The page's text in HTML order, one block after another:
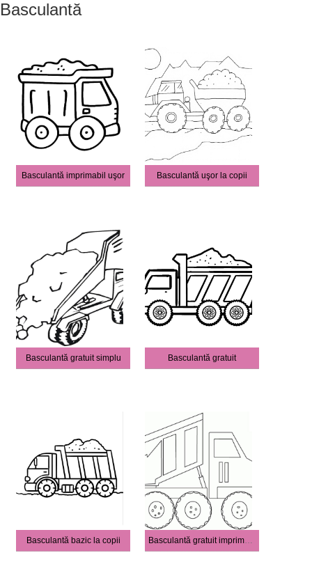
Basculantă
Basculantă imprimabil uşor Basculantă uşor la copii
Basculantă gratuit simplu Basculantă gratuit
Basculantă bazic la copii Basculantă gratuit imprimabile pentru copii